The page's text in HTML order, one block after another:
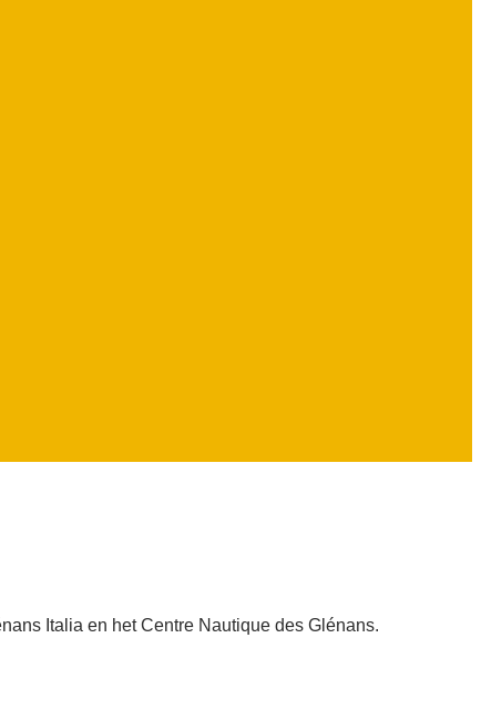
Italia en het Centre Nautique des Glénans.